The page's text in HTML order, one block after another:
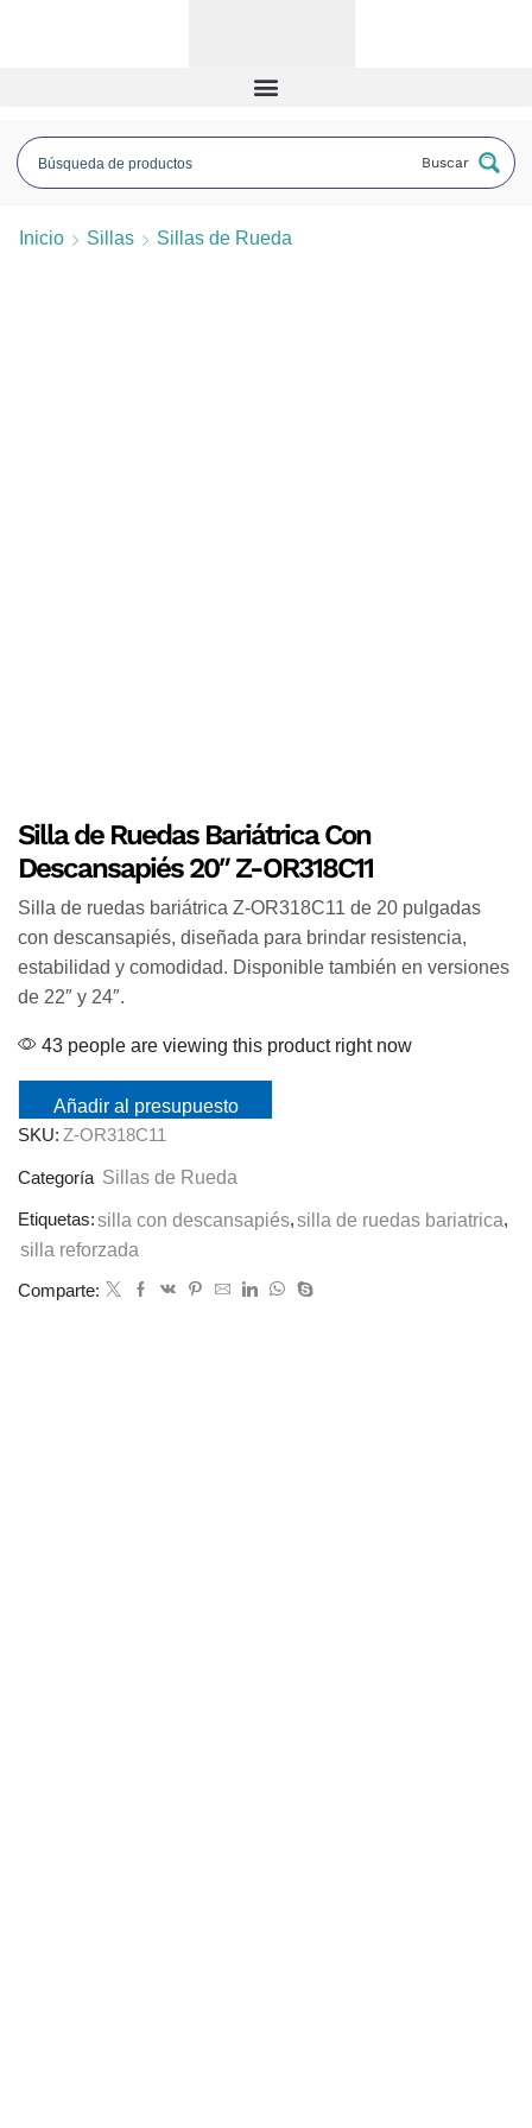
Buscar
Inicio Sillas Sillas de Rueda
Silla de Ruedas Bariátrica Con
Descansapiés 20″ Z-OR318C11
Silla de ruedas bariátrica Z-OR318C11 de 20 pulgadas
con descansapiés, diseñada para brindar resistencia,
estabilidad y comodidad. Disponible también en versiones
de 22″ y 24″.
43 people are viewing this product right now
Añadir al presupuesto
SKU: Z-OR318C11
Categoría Sillas de Rueda
Etiquetas:silla con descansapiés,silla de ruedas bariatrica,
silla reforzada
Comparte: